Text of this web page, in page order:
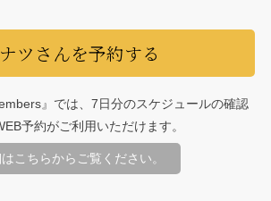
ツさんを予約する
』では、7日分のスケジュールの確認
予約がご利用いただけます。
こちらからご覧ください。